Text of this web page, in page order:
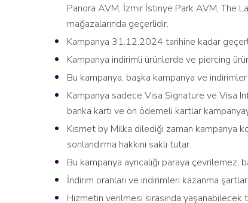
Panora AVM, İzmir İstinye Park AVM, The
mağazalarında geçerlidir.
Kampanya 31.12.2024 tarihine kadar
Kampanya indirimli ürünlerde ve piercing
Bu kampanya, başka kampanya ve
Kampanya sadece Visa Signature ve Visa
banka kartı ve ön ödemeli kartlar
Kısmet by Milka dilediği zaman kampanya
sonlandırma hakkını saklı tutar.
Bu kampanya ayrıcalığı paraya çevrilemez,
İndirim oranları ve indirimleri kazanma
Hizmetin verilmesi sırasında